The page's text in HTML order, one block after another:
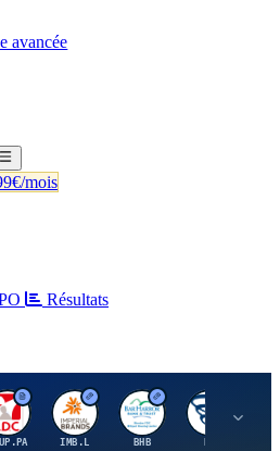
avancée
mois
Résultats
L I
IMB.L
B
BHB
B